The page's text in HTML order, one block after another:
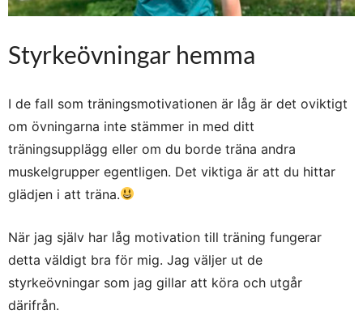
Styrkeövningar hemma
I de fall som träningsmotivationen är låg är det oviktigt
om övningarna inte stämmer in med ditt
träningsupplägg eller om du borde träna andra
muskelgrupper egentligen. Det viktiga är att du hittar
glädjen i att träna.
När jag själv har låg motivation till träning fungerar
detta väldigt bra för mig. Jag väljer ut de
styrkeövningar som jag gillar att köra och utgår
därifrån.